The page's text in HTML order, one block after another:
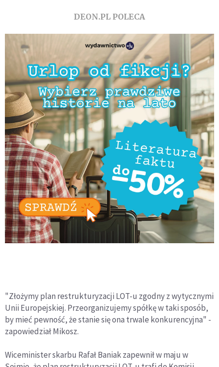
DEON.PL POLECA
"Złożymy plan restrukturyzacji LOT-u zgodny z wytycznymi
Unii Europejskiej. Przeorganizujemy spółkę w taki sposób,
by mieć pewność, że stanie się ona trwale konkurencyjna" -
zapowiedział Mikosz.
Wiceminister skarbu Rafał Baniak zapewnił w maju w